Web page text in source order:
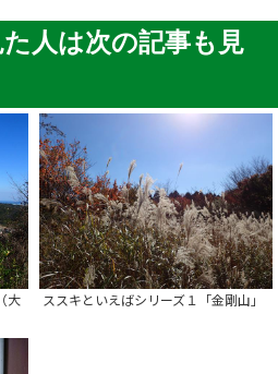
人は次の記事も見
大
ススキといえばシリーズ１「金剛山」